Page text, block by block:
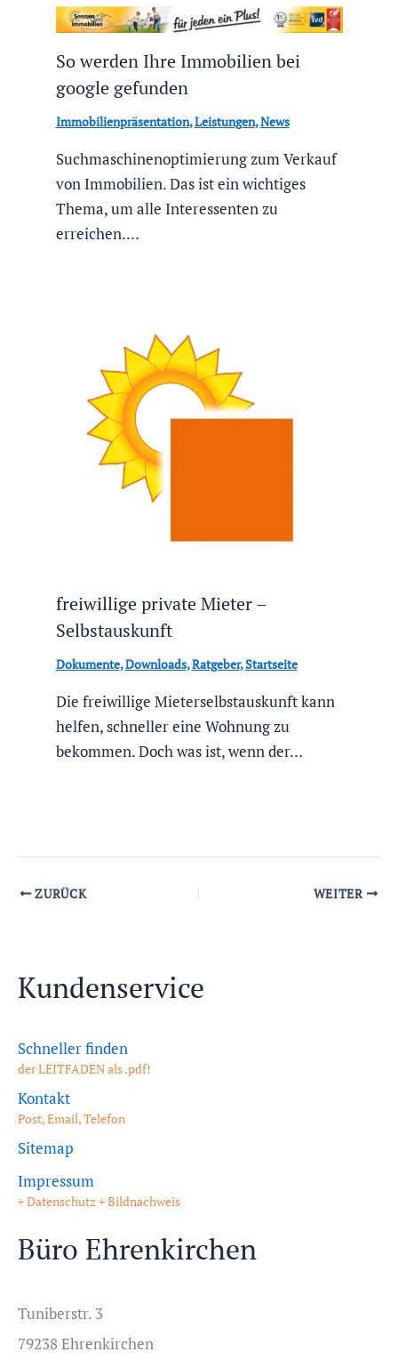
So werden Ihre Immobilien bei
google gefunden
Immobilienpräsentation,Leistungen,News
Suchmaschinenoptimierung zum Verkauf
von Immobilien. Das ist ein wichtiges
Thema, um alle Interessenten zu
erreichen.…
freiwillige private Mieter –
Selbstauskunft
Dokumente,Downloads,Ratgeber,Startseite
Die freiwillige Mieterselbstauskunft kann
helfen, schneller eine Wohnung zu
bekommen. Doch was ist, wenn der…
ZURÜCK WEITER
Kundenservice
Schneller finden
der LEITFADEN als .pdf!
Kontakt
Post, Email, Telefon
Sitemap
Impressum
+ Datenschutz + Bildnachweis
Büro Ehrenkirchen
Tuniberstr. 3
79238 Ehrenkirchen